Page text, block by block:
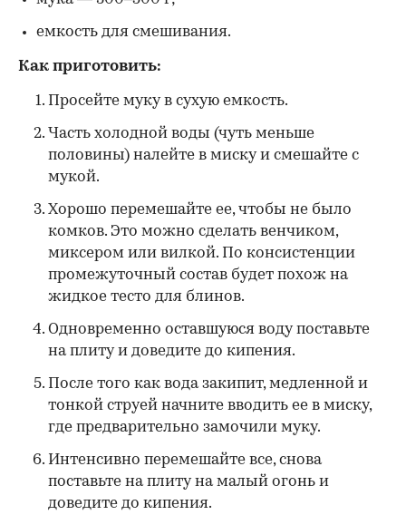
емкость для смешивания.
Как приготовить:
Просейте муку в сухую емкость.
Часть холодной воды (чуть меньше
половины) налейте в миску и смешайте с
мукой.
Хорошо перемешайте ее, чтобы не было
комков. Это можно сделать венчиком,
миксером или вилкой. По консистенции
промежуточный состав будет похож на
жидкое тесто для блинов.
Одновременно оставшуюся воду поставьте
на плиту и доведите до кипения.
После того как вода закипит, медленной и
тонкой струей начните вводить ее в миску,
где предварительно замочили муку.
Интенсивно перемешайте все, снова
поставьте на плиту на малый огонь и
доведите до кипения.